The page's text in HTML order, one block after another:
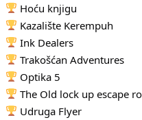
Hoću knjigu
Kazalište Kerempuh
Ink Dealers
Trakošćan Adventures
Optika 5
The Old lock up escape
Udruga Flyer